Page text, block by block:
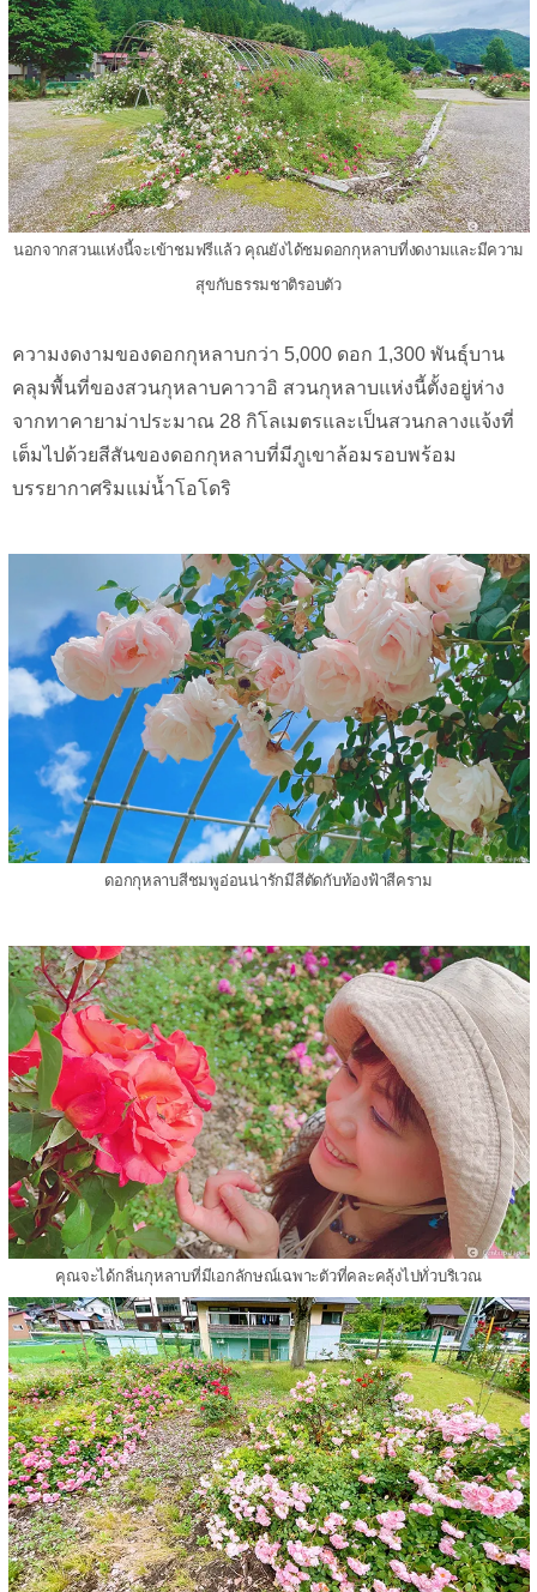
นอกจากสวนแห่งนี้จะเข้าชมฟรีแล้ว คุณยังได้ชมดอกกุหลาบที่งดงามและมีความ
สุขกับธรรมชาติรอบตัว
ความงดงามของดอกกุหลาบกว่า 5,000 ดอก 1,300 พันธุ์บาน
คลุมพื้นที่ของสวนกุหลาบคาวาอิ สวนกุหลาบแห่งนี้ตั้งอยู่ห่าง
จากทาคายาม่าประมาณ 28 กิโลเมตรและเป็นสวนกลางแจ้งที่
เต็มไปด้วยสีสันของดอกกุหลาบที่มีภูเขาล้อมรอบพร้อม
บรรยากาศริมแม่น้ำโอโดริ
ดอกกุหลาบสีชมพูอ่อนน่ารักมีสีตัดกับท้องฟ้าสีคราม
คุณจะได้กลิ่นกุหลาบที่มีเอกลักษณ์เฉพาะตัวที่คละคลุ้งไปทั่วบริเวณ